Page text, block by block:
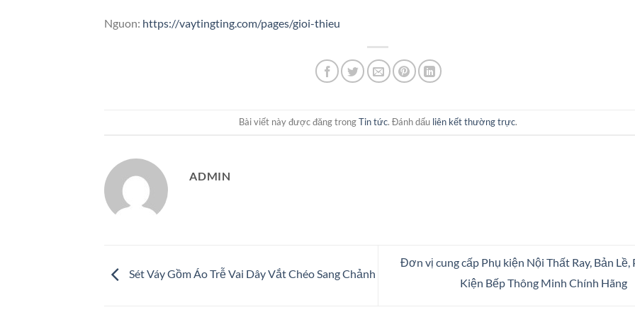
Nguon: https://vaytingting.com/pages/gioi-thieu
Bài viết này được đăng trongTin tức. Đánh dấu liên kết thường trực.
ADMIN
Sét Váy Gồm Áo Trễ Vai Dây Vắt Chéo Sang Chảnh
Đơn vị cung cấp Phụ kiện Nội Thất Ray, Bản Lề,
Kiện Bếp Thông Minh Chính Hãng